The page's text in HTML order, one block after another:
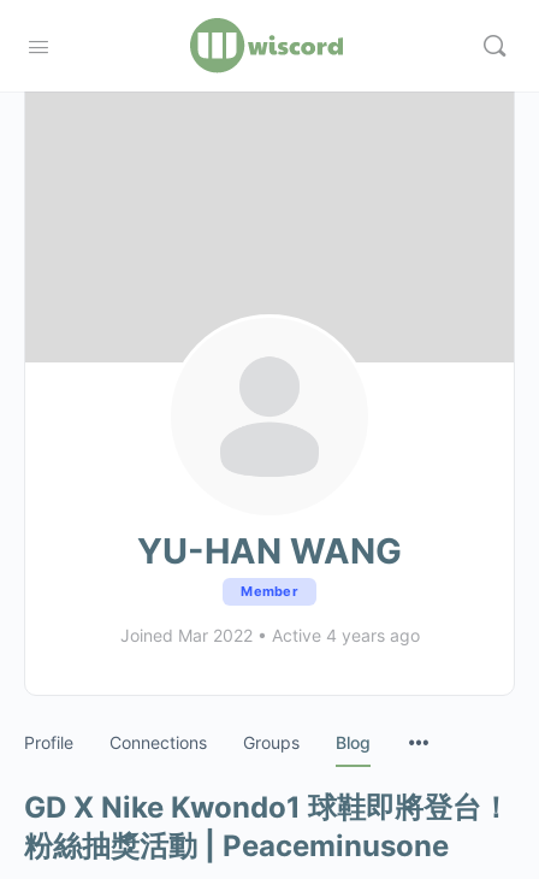
YU-HAN WANG
Member
Joined Mar 2022 • Active 4 years ago
Profile Connections Groups Blog
GD X Nike Kwondo1 球鞋即將登台！
粉絲抽獎活動 | Peaceminusone